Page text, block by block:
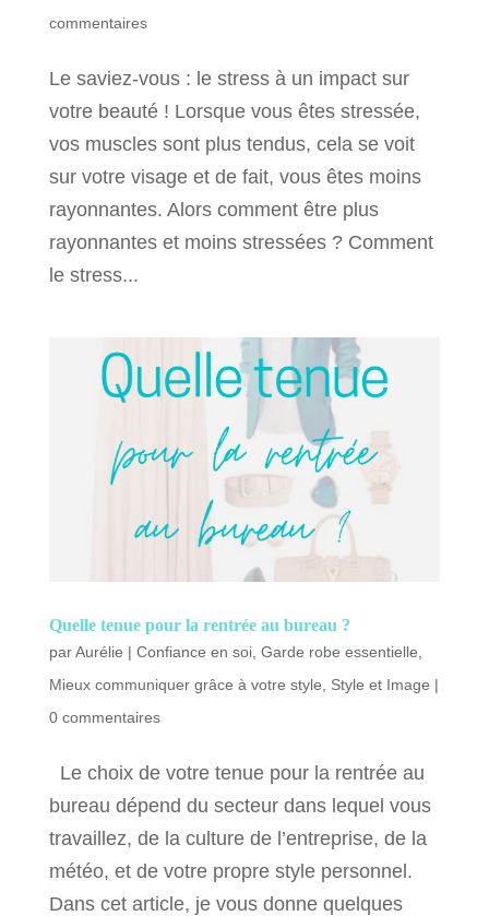
commentaires
Le saviez-vous : le stress à un impact sur
votre beauté ! Lorsque vous êtes stressée,
vos muscles sont plus tendus, cela se voit
sur votre visage et de fait, vous êtes moins
rayonnantes. Alors comment être plus
rayonnantes et moins stressées ? Comment
le stress...
Quelle tenue pour la rentrée au bureau ?
parAurélie | Confiance en soi, Garde robe essentielle
Mieux communiquer grâce à votre style
Style et Image |
0 commentaires
Le choix de votre tenue pour la rentrée au
bureau dépend du secteur dans lequel vous
travaillez, de la culture de l’entreprise, de la
météo, et de votre propre style personnel.
Dans cet article, je vous donne quelques